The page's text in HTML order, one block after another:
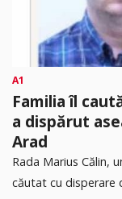
A1
Familia îl
a dispărut
Arad
Rada Marius Călin,
căutat cu disperare